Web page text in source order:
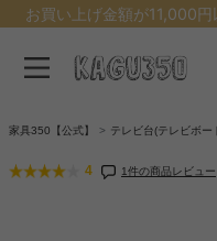
お買い上げ金額が11,000円
家具350【公式】 テレビ台(テレビボー
4 1件の商品レビュー